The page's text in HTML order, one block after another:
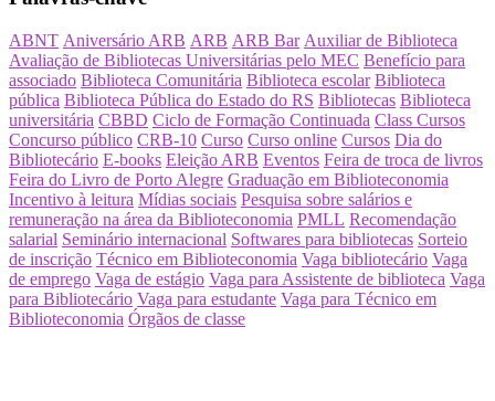
ABNT Aniversário ARB ARB ARB Bar Auxiliar de Biblioteca
Avaliação de Bibliotecas Universitárias pelo MEC Benefício para
associado Biblioteca Comunitária Biblioteca escolar Biblioteca
pública Biblioteca Pública do Estado do RS Bibliotecas Biblioteca
universitária CBBD Ciclo de Formação Continuada Class Cursos
Concurso público CRB-10 Curso Curso online Cursos Dia do
Bibliotecário E-books Eleição ARB Eventos Feira de troca de livros
Feira do Livro de Porto Alegre Graduação em Biblioteconomia
Incentivo à leitura Mídias sociais Pesquisa sobre salários e
remuneração na área da Biblioteconomia PMLL Recomendação
salarial Seminário internacional Softwares para bibliotecas Sorteio
de inscrição Técnico em Biblioteconomia Vaga bibliotecário Vaga
de emprego Vaga de estágio Vaga para Assistente de biblioteca Vaga
para Bibliotecário Vaga para estudante Vaga para Técnico em
Biblioteconomia Órgãos de classe